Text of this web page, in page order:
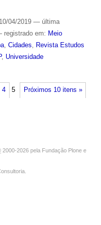
04/2019 — última
registrado em: Meio
, Cidades, Revista Estudos
, Universidade
Próximos 10 itens »
4 5
2000-2026 pela Fundação Plone e